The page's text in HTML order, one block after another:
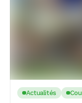
Actualités